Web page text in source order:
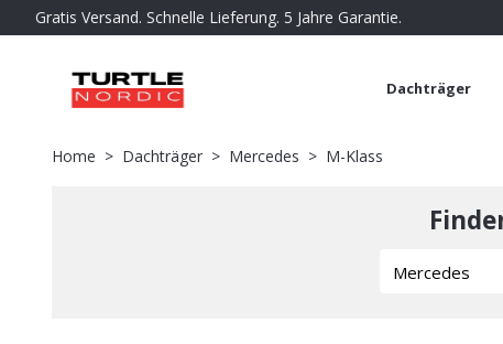
Gratis Versand. Schnelle Lieferung. 5 Jahre Garantie.
Dachträger
Home Dachträger Mercedes M-Klass